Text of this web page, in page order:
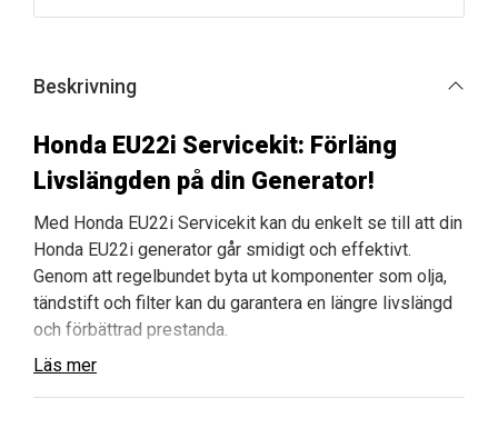
Beskrivning
Honda EU22i Servicekit: Förläng
Livslängden på din Generator!
Med Honda EU22i Servicekit kan du enkelt se till att din
Honda EU22i generator går smidigt och effektivt.
Genom att regelbundet byta ut komponenter som olja,
tändstift och filter kan du garantera en längre livslängd
och förbättrad prestanda.
Läs mer